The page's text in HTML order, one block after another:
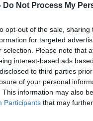
Do Not Process My
opt-out of the sale,
for targeted
selection. Please note that
interest-based ads
to third parties
of your personal
This information may also
Participants that may
ανθρώπους